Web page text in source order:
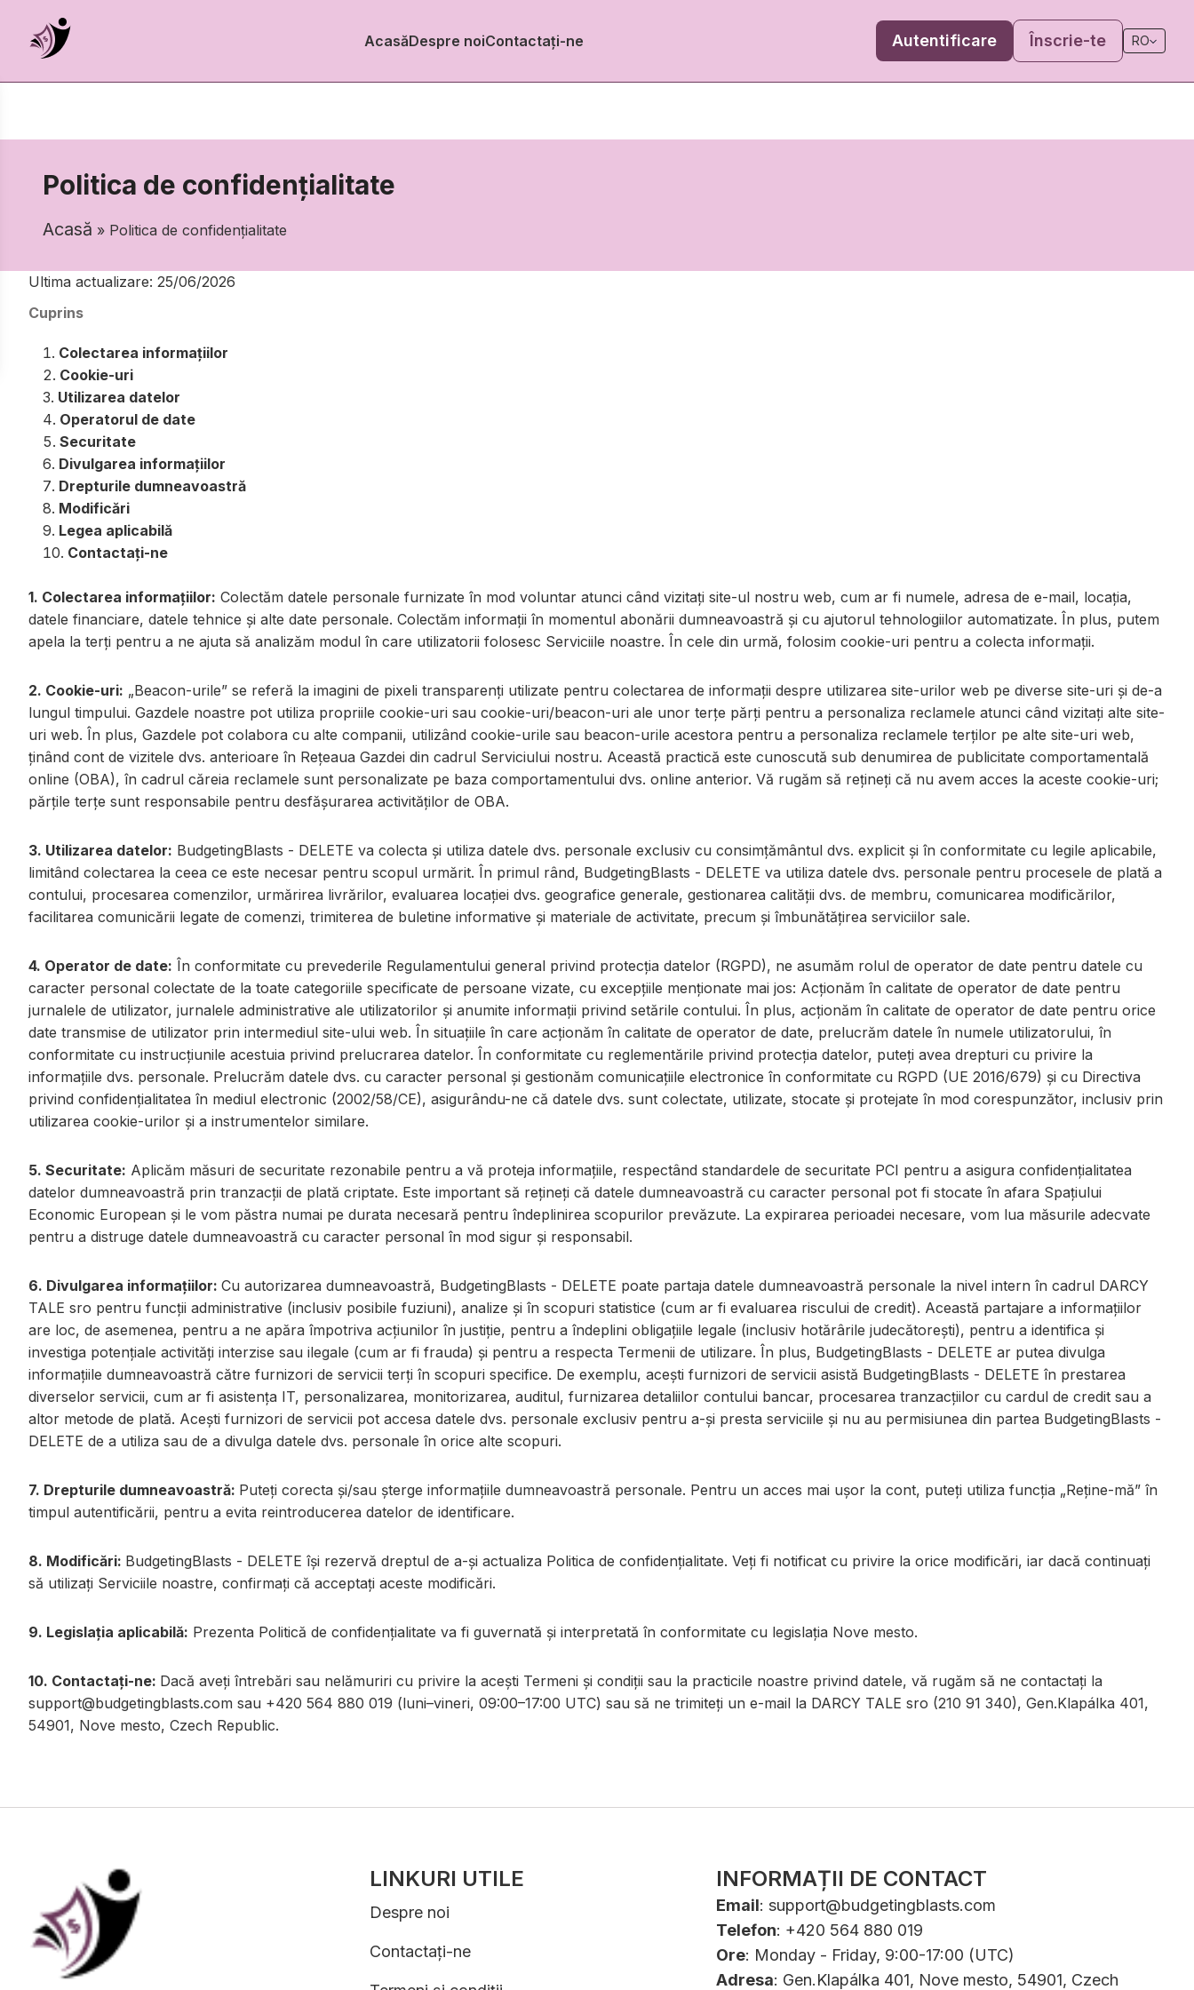
AcasăDespre noiContactați-ne Autentificare Înscrie-te RO
Politica de confidențialitate
Acasă » Politica de confidențialitate
Ultima actualizare: 25/06/2026
Cuprins
Colectarea informațiilor
Cookie-uri
Utilizarea datelor
Operatorul de date
Securitate
Divulgarea informațiilor
Drepturile dumneavoastră
Modificări
Legea aplicabilă
Contactați-ne
1. Colectarea informațiilor: Colectăm datele personale furnizate în mod voluntar atunci când vizitați site-ul nostru web, cum ar fi numele, adresa de e-mail, locația,
datele financiare, datele tehnice și alte date personale. Colectăm informații în momentul abonării dumneavoastră și cu ajutorul tehnologiilor automatizate. În plus, putem
apela la terți pentru a ne ajuta să analizăm modul în care utilizatorii folosesc Serviciile noastre. În cele din urmă, folosim cookie-uri pentru a colecta informații.
2. Cookie-uri: „Beacon-urile” se referă la imagini de pixeli transparenți utilizate pentru colectarea de informații despre utilizarea site-urilor web pe diverse site-uri și de-a
lungul timpului. Gazdele noastre pot utiliza propriile cookie-uri sau cookie-uri/beacon-uri ale unor terțe părți pentru a personaliza reclamele atunci când vizitați alte site-
uri web. În plus, Gazdele pot colabora cu alte companii, utilizând cookie-urile sau beacon-urile acestora pentru a personaliza reclamele terților pe alte site-uri web,
ținând cont de vizitele dvs. anterioare în Rețeaua Gazdei din cadrul Serviciului nostru. Această practică este cunoscută sub denumirea de publicitate comportamentală
online (OBA), în cadrul căreia reclamele sunt personalizate pe baza comportamentului dvs. online anterior. Vă rugăm să rețineți că nu avem acces la aceste cookie-uri;
părțile terțe sunt responsabile pentru desfășurarea activităților de OBA.
3. Utilizarea datelor: BudgetingBlasts - DELETE va colecta și utiliza datele dvs. personale exclusiv cu consimțământul dvs. explicit și în conformitate cu legile aplicabile,
limitând colectarea la ceea ce este necesar pentru scopul urmărit. În primul rând, BudgetingBlasts - DELETE va utiliza datele dvs. personale pentru procesele de plată a
contului, procesarea comenzilor, urmărirea livrărilor, evaluarea locației dvs. geografice generale, gestionarea calității dvs. de membru, comunicarea modificărilor,
facilitarea comunicării legate de comenzi, trimiterea de buletine informative și materiale de activitate, precum și îmbunătățirea serviciilor sale.
4. Operator de date: În conformitate cu prevederile Regulamentului general privind protecția datelor (RGPD), ne asumăm rolul de operator de date pentru datele cu
caracter personal colectate de la toate categoriile specificate de persoane vizate, cu excepțiile menționate mai jos: Acționăm în calitate de operator de date pentru
jurnalele de utilizator, jurnalele administrative ale utilizatorilor și anumite informații privind setările contului. În plus, acționăm în calitate de operator de date pentru orice
date transmise de utilizator prin intermediul site-ului web. În situațiile în care acționăm în calitate de operator de date, prelucrăm datele în numele utilizatorului, în
conformitate cu instrucțiunile acestuia privind prelucrarea datelor. În conformitate cu reglementările privind protecția datelor, puteți avea drepturi cu privire la
informațiile dvs. personale. Prelucrăm datele dvs. cu caracter personal și gestionăm comunicațiile electronice în conformitate cu RGPD (UE 2016/679) și cu Directiva
privind confidențialitatea în mediul electronic (2002/58/CE), asigurându-ne că datele dvs. sunt colectate, utilizate, stocate și protejate în mod corespunzător, inclusiv prin
utilizarea cookie-urilor și a instrumentelor similare.
5. Securitate: Aplicăm măsuri de securitate rezonabile pentru a vă proteja informațiile, respectând standardele de securitate PCI pentru a asigura confidențialitatea
datelor dumneavoastră prin tranzacții de plată criptate. Este important să rețineți că datele dumneavoastră cu caracter personal pot fi stocate în afara Spațiului
Economic European și le vom păstra numai pe durata necesară pentru îndeplinirea scopurilor prevăzute. La expirarea perioadei necesare, vom lua măsurile adecvate
pentru a distruge datele dumneavoastră cu caracter personal în mod sigur și responsabil.
6. Divulgarea informațiilor: Cu autorizarea dumneavoastră, BudgetingBlasts - DELETE poate partaja datele dumneavoastră personale la nivel intern în cadrul DARCY
TALE sro pentru funcții administrative (inclusiv posibile fuziuni), analize și în scopuri statistice (cum ar fi evaluarea riscului de credit). Această partajare a informațiilor
are loc, de asemenea, pentru a ne apăra împotriva acțiunilor în justiție, pentru a îndeplini obligațiile legale (inclusiv hotărârile judecătorești), pentru a identifica și
investiga potențiale activități interzise sau ilegale (cum ar fi frauda) și pentru a respecta Termenii de utilizare. În plus, BudgetingBlasts - DELETE ar putea divulga
informațiile dumneavoastră către furnizori de servicii terți în scopuri specifice. De exemplu, acești furnizori de servicii asistă BudgetingBlasts - DELETE în prestarea
diverselor servicii, cum ar fi asistența IT, personalizarea, monitorizarea, auditul, furnizarea detaliilor contului bancar, procesarea tranzacțiilor cu cardul de credit sau a
altor metode de plată. Acești furnizori de servicii pot accesa datele dvs. personale exclusiv pentru a-și presta serviciile și nu au permisiunea din partea BudgetingBlasts -
DELETE de a utiliza sau de a divulga datele dvs. personale în orice alte scopuri.
7. Drepturile dumneavoastră: Puteți corecta și/sau șterge informațiile dumneavoastră personale. Pentru un acces mai ușor la cont, puteți utiliza funcția „Reține-mă” în
timpul autentificării, pentru a evita reintroducerea datelor de identificare.
8. Modificări: BudgetingBlasts - DELETE își rezervă dreptul de a-și actualiza Politica de confidențialitate. Veți fi notificat cu privire la orice modificări, iar dacă continuați
să utilizați Serviciile noastre, confirmați că acceptați aceste modificări.
9. Legislația aplicabilă: Prezenta Politică de confidențialitate va fi guvernată și interpretată în conformitate cu legislația Nove mesto.
10. Contactați-ne: Dacă aveți întrebări sau nelămuriri cu privire la acești Termeni și condiții sau la practicile noastre privind datele, vă rugăm să ne contactați la
support@budgetingblasts.com sau +420 564 880 019 (luni–vineri, 09:00–17:00 UTC) sau să ne trimiteți un e-mail la DARCY TALE sro (210 91 340), Gen.Klapálka 401,
54901, Nove mesto, Czech Republic.
LINKURI UTILE
Despre noi
Contactați-ne
INFORMAȚII DE CONTACT
Email: support@budgetingblasts.com
Telefon: +420 564 880 019
Ore: Monday - Friday, 9:00-17:00 (UTC)
Adresa: Gen.Klapálka 401, Nove mesto, 54901, Czech